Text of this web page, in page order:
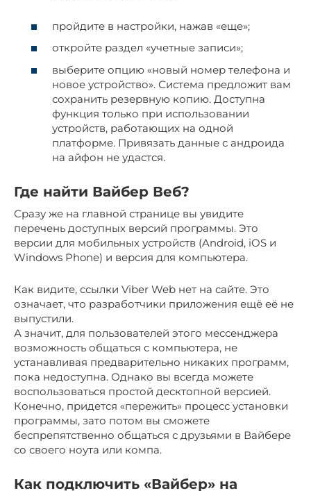
пройдите в настройки, нажав «еще»;
откройте раздел «учетные записи»;
выберите опцию «новый номер телефона и
новое устройство». Система предложит вам
сохранить резервную копию. Доступна
функция только при использовании
устройств, работающих на одной
платформе. Привязать данные с андроида
на айфон не удастся.
Где найти Вайбер Веб?
Сразу же на главной странице вы увидите
перечень доступных версий программы. Это
версии для мобильных устройств (Android, iOS и
Windows Phone) и версия для компьютера.
Как видите, ссылки Viber Web нет на сайте. Это
означает, что разработчики приложения ещё её не
выпустили.
А значит, для пользователей этого мессенджера
возможность общаться с компьютера, не
устанавливая предварительно никаких программ,
пока недоступна. Однако вы всегда можете
воспользоваться простой десктопной версией.
Конечно, придется «пережить» процесс установки
программы, зато потом вы сможете
беспрепятственно общаться с друзьями в Вайбере
со своего ноута или компа.
Как подключить «Вайбер» на